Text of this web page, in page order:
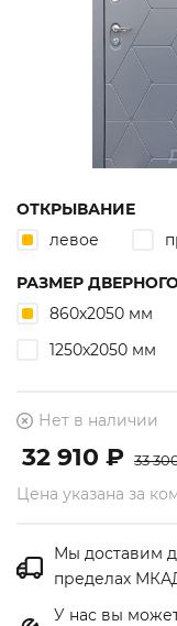
ОТКРЫВАНИЕ
левое
РАЗМЕР
860х2050 мм
1250х2050 мм
Нет в наличии
32 910 ₽ 33
Цена указана за
Мы доставим
пределах
У нас вы